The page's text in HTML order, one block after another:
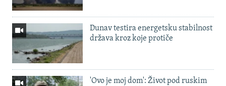
Dunav testira energetsku stabilnost
država kroz koje protiče
'Ovo je moj dom': Život pod ruskim